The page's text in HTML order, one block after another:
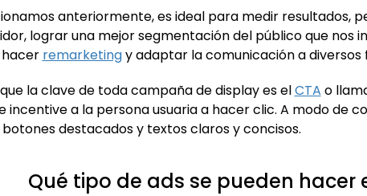
anteriormente, es ideal para medir resultados,
lograr una mejor segmentación del público que nos
remarketingy adaptar la comunicación a diversos
la clave de toda campaña de display es elCTA o
incentive a la persona usuaria a hacer clic. A modo de
destacados y textos claros y concisos.
Qué tipo de ads se pueden